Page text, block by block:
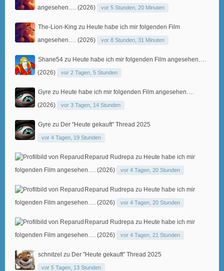
angesehen…. (2026)
vor 5 Stunden, 20 Minuten
The-Lion-King zu Heute habe ich mir folgenden Film
angesehen…. (2026)
vor 8 Stunden, 31 Minuten
Shane54 zu Heute habe ich mir folgenden Film angesehen….
(2026)
vor 2 Tagen, 5 Stunden
Gyre zu Heute habe ich mir folgenden Film angesehen….
(2026)
vor 3 Tagen, 14 Stunden
Gyre zu Der "Heute gekauft" Thread 2025
vor 4 Tagen, 19 Stunden
Reparud Rudrepa zu Heute habe ich mir
folgenden Film angesehen…. (2026)
vor 4 Tagen, 20 Stunden
Reparud Rudrepa zu Heute habe ich mir
folgenden Film angesehen…. (2026)
vor 4 Tagen, 20 Stunden
Reparud Rudrepa zu Heute habe ich mir
folgenden Film angesehen…. (2026)
vor 4 Tagen, 21 Stunden
schnitzel zu Der "Heute gekauft" Thread 2025
vor 5 Tagen, 13 Stunden